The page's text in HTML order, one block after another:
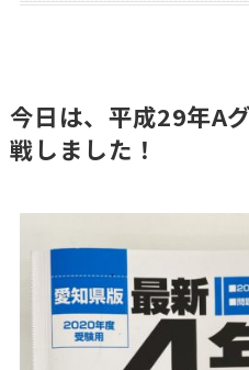
今日は、平成29年A
戦しました！